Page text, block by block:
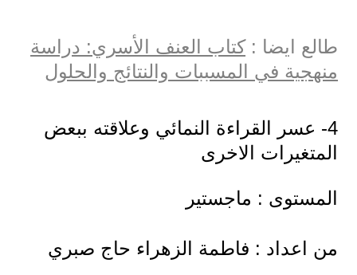
طالع ايضا :كتاب العنف الأسري: دراسة
منهجية في المسببات والنتائج والحلول
4- عسر القراءة النمائي وعلاقته ببعض
المتغيرات الاخرى
المستوى : ماجستير
من اعداد : فاطمة الزهراء حاج صبري